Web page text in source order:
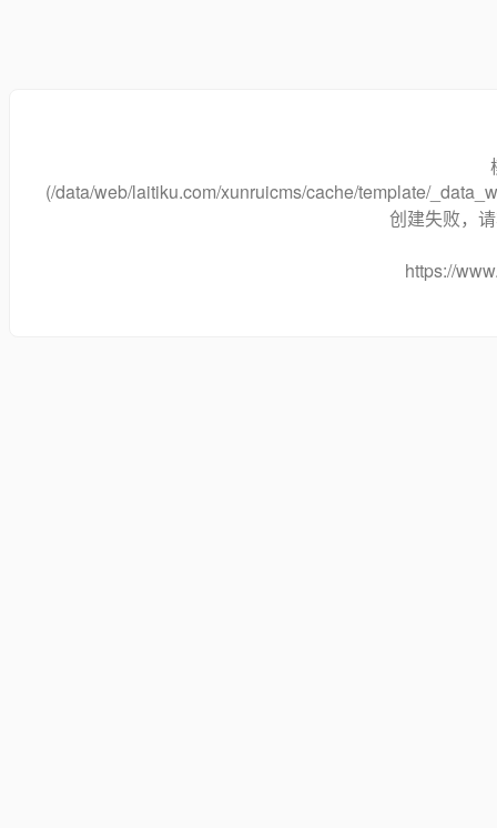
(/data/web/laitiku.com/xunruicms/cache/template/
创建失败，
https://